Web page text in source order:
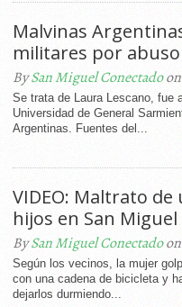
Malvinas
militares por
BySan Miguel Conectadoon
Se trata de Laura Lescano, fue
Universidad de General
Argentinas. Fuentes del...
VIDEO: Maltrato
hijos en San Miguel
BySan Miguel Conectadoon
Según los vecinos, la mujer
con una cadena de bicicleta y
dejarlos durmiendo...